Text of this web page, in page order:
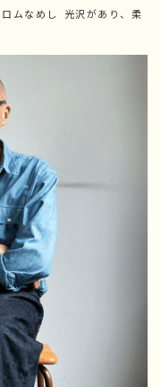
ムなめし 光沢があり、柔